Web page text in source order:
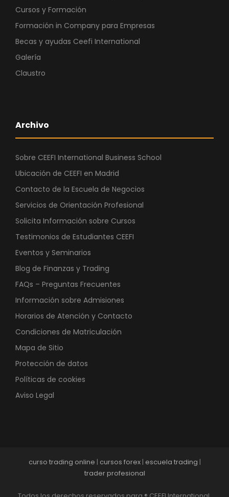
Cursos y Formación
Formación in Company para Empresas
Becas y ayudas Ceefi International
Galería
Claustro
Archivo
Sobre CEEFI International Business School
Ubicación de CEEFI en Madrid
Contacto de la Escuela de Negocios
Servicios de Orientación Profesional
Solicita Información sobre Cursos
Testimonios de Estudiantes CEEFI
Eventos y Seminarios
Blog de Finanzas y Trading
FAQs – Preguntas Frecuentes
Información sobre Admisiones
Horarios de Atención y Contacto
Condiciones de Matriculación
Mapa de Sitio
Protección de datos
Políticas de cookies
Aviso Legal
curso trading online | cursos forex| escuela trading |
trader profesional